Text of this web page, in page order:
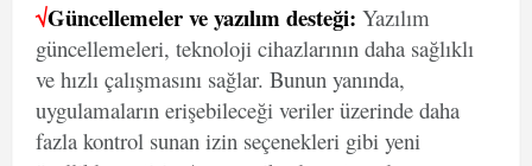
√Güncellemeler ve yazılım desteği: Yazılım
güncellemeleri, teknoloji cihazlarının daha sağlıklı
ve hızlı çalışmasını sağlar. Bunun yanında,
uygulamaların erişebileceği veriler üzerinde daha
fazla kontrol sunan izin seçenekleri gibi yeni